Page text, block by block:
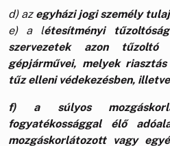
d) azegyházi jogi személy
e) a létesítményi
szervezetek azon tűzoltó
gépjárművei, melyek
tűz elleni védekezésben,
f) a súlyos
fogyatékossággal élő
mozgáskorlátozott vagy